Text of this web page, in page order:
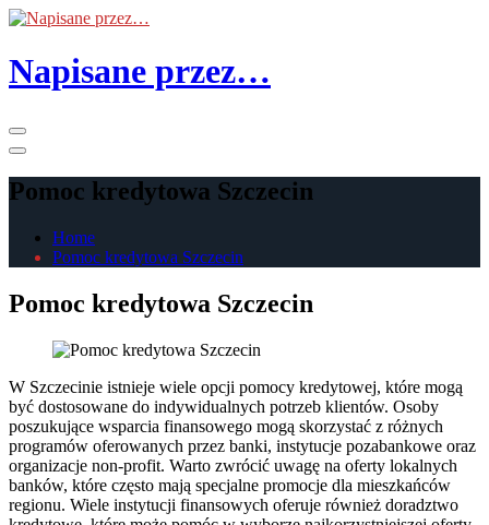
Skip
the
content
Napisane przez…
Pomoc kredytowa Szczecin
Home
Pomoc kredytowa Szczecin
Pomoc kredytowa Szczecin
W Szczecinie istnieje wiele opcji pomocy kredytowej, które mogą
być dostosowane do indywidualnych potrzeb klientów. Osoby
poszukujące wsparcia finansowego mogą skorzystać z różnych
programów oferowanych przez banki, instytucje pozabankowe oraz
organizacje non-profit. Warto zwrócić uwagę na oferty lokalnych
banków, które często mają specjalne promocje dla mieszkańców
regionu. Wiele instytucji finansowych oferuje również doradztwo